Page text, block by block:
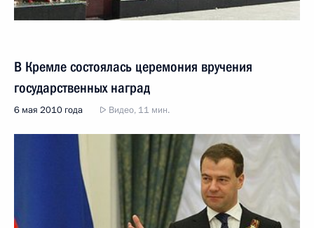
В Кремле состоялась церемония вручения
государственных наград
6 мая 2010 года Видео, 11 мин.